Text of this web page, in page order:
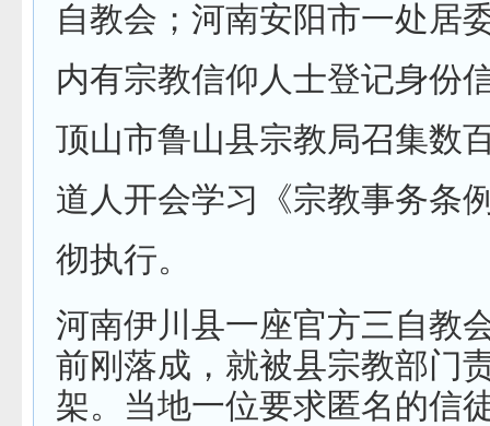
自教会；河南安阳市一处居
内有宗教信仰人士登记身份
顶山市鲁山县宗教局召集数
道人开会学习《宗教事务条
彻执行。
河南伊川县一座官方三自教
前刚落成，就被县宗教部门
架。当地一位要求匿名的信